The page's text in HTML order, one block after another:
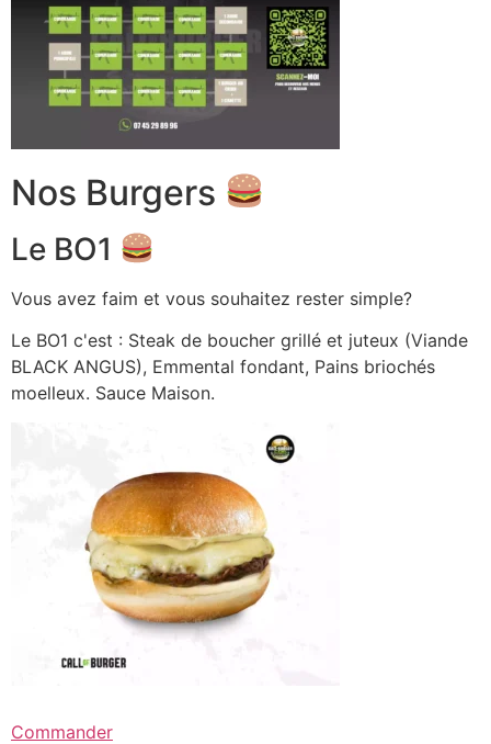
Nos Burgers
Le BO1
Vous avez faim et vous souhaitez rester simple?
Le BO1 c'est : Steak de boucher grillé et juteux (Viande
BLACK ANGUS), Emmental fondant, Pains briochés
moelleux. Sauce Maison.
Commander